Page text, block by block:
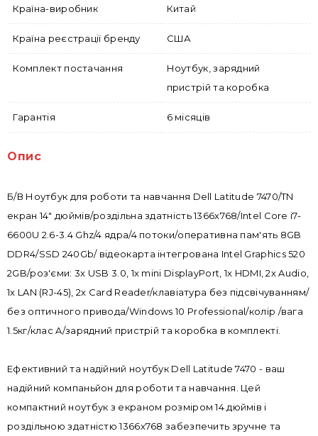
Країна-виробник Китай
Країна реєстрації бренду США
Комплект постачання
Ноутбук, зарядний
пристрій та коробка
Гарантія 6 місяців
Опис
Б/В Ноутбук для роботи та навчання Dell Latitude 7470/TN
екран 14" дюймів/роздільна здатність 1366x768/Intel Core i7-
6600U 2.6-3.4 Ghz/4 ядра/4 потоки/оперативна пам'ять 8GB
DDR4/SSD 240Gb/ відеокарта інтегрована Intel Graphics 520
2GB/роз'єми: 3x USB 3.0, 1x mini DisplayPort, 1x HDMI, 2x Audio,
1x LAN (RJ-45), 2x Card Reader/клавіатура без підсвічуванням/
без оптичного привода/Windows 10 Professional/колір /вага
1.5кг/клас A/зарядний пристрій та коробка в комплекті.
Ефективний та надійний ноутбук Dell Latitude 7470 - ваш
надійний компаньйон для роботи та навчання. Цей
компактний ноутбук з екраном розміром 14 дюймів і
роздільною здатністю 1366x768 забезпечить зручне та